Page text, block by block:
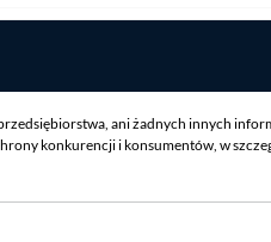
ani żadnych innych
konkurencji i konsumentów, w